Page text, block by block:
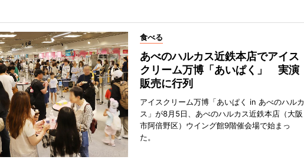
食べる
あべのハルカス近鉄本店でアイス
クリーム万博「あいぱく」 実演
販売に行列
アイスクリーム万博「あいぱく in あべのハルカ
ス」が8月5日、あべのハルカス近鉄本店（大阪
市阿倍野区）ウイング館9階催会場で始まっ
た。